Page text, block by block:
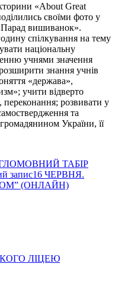
«About Great
своїми фото у
вишиванок».
спілкування на тему
національну
учнями значення
знання учнів
«держава»,
учити відверто
розвивати у
та
України, її
ТАБІР
запис16 ЧЕРВНЯ.
(ОНЛАЙН)
ЛІЦЕЮ